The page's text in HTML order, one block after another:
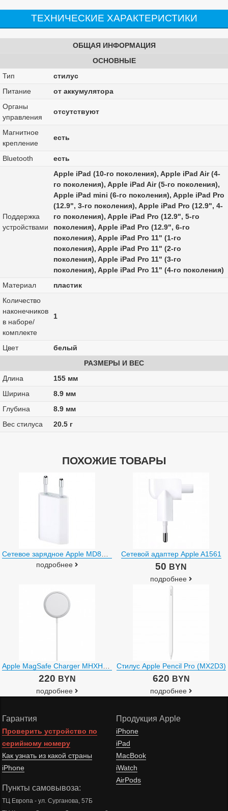
ТЕХНИЧЕСКИЕ ХАРАКТЕРИСТИКИ
ОБЩАЯ ИНФОРМАЦИЯ
ОСНОВНЫЕ
Тип
стилус
Питание
от аккумулятора
Органы
управления
отсутствуют
Магнитное
крепление
есть
Bluetooth есть
Поддержка
устройствами
Apple iPad (10‑го поколения), Apple iPad Air (4-
го поколения), Apple iPad Air (5-го поколения),
Apple iPad mini (6-го поколения), Apple iPad Pro
(12.9", 3-го поколения), Apple iPad Pro (12.9", 4-
го поколения), Apple iPad Pro (12.9", 5-го
поколения), Apple iPad Pro (12.9", 6-го
поколения), Apple iPad Pro 11" (1-го
поколения), Apple iPad Pro 11" (2-го
поколения), Apple iPad Pro 11" (3-го
поколения), Apple iPad Pro 11" (4-го поколения)
Материал
пластик
Количество
наконечников
в наборе/
комплекте
1
Цвет
белый
РАЗМЕРЫ И ВЕС
Длина
155 мм
Ширина
8.9 мм
Глубина
8.9 мм
Вес стилуса
20.5 г
ПОХОЖИЕ ТОВАРЫ
подробнее
Сетевой адаптер Apple A1561
50 BYN
подробнее
220 BYN
подробнее
Стилус Apple Pencil Pro (MX2D3)
620 BYN
подробнее
Гарантия
Проверить устройство по
серийному номеру
Как узнать из какой страны
iPhone
Пункты самовывоза:
ТЦ Европа - ул. Сурганова, 57Б
Продукция Apple
iPhone
iPad
MacBook
iWatch
AirPods